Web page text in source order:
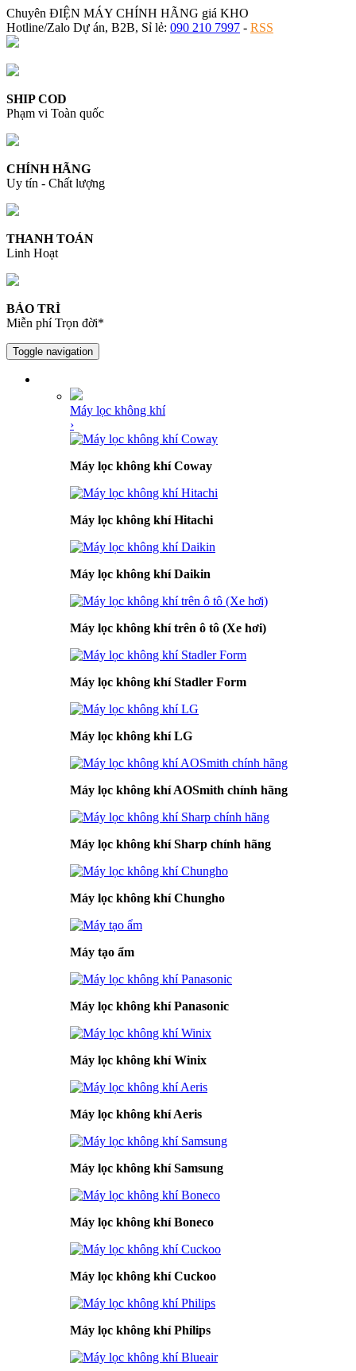
Chuyên ĐIỆN MÁY CHÍNH HÃNG giá KHO
Hotline/Zalo Dự án, B2B, Sỉ lẻ: 090 210 7997 - RSS
SHIP COD
Phạm vi Toàn quốc
CHÍNH HÃNG
Uy tín - Chất lượng
THANH TOÁN
Linh Hoạt
BẢO TRÌ
Miễn phí Trọn đời*
Toggle navigation
Máy lọc không khí
›
Máy lọc không khí Coway
Máy lọc không khí Hitachi
Máy lọc không khí Daikin
Máy lọc không khí trên ô tô (Xe hơi)
Máy lọc không khí Stadler Form
Máy lọc không khí LG
Máy lọc không khí AOSmith chính hãng
Máy lọc không khí Sharp chính hãng
Máy lọc không khí Chungho
Máy tạo ẩm
Máy lọc không khí Panasonic
Máy lọc không khí Winix
Máy lọc không khí Aeris
Máy lọc không khí Samsung
Máy lọc không khí Boneco
Máy lọc không khí Cuckoo
Máy lọc không khí Philips